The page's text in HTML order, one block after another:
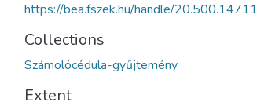
https://bea.fszek.hu/handle/
Collections
Számolócédula-gyűjtemény
Extent